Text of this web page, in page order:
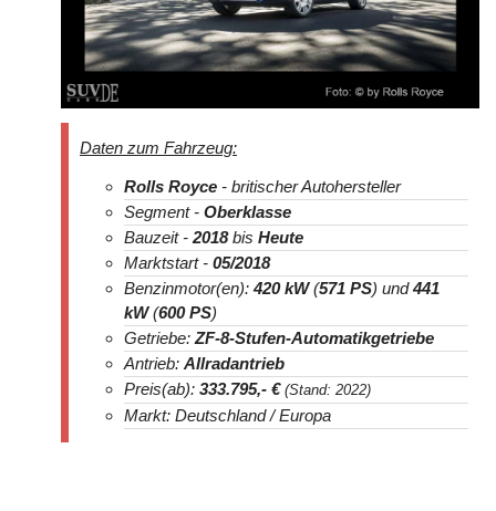
Daten zum Fahrzeug:
Rolls Royce - britischer Autohersteller
Segment - Oberklasse
Bauzeit - 2018bis Heute
Marktstart - 05/2018
Benzinmotor(en):420 kW(571 PS) und441
kW(600 PS)
Getriebe: ZF-8-Stufen-Automatikgetriebe
Antrieb: Allradantrieb
Preis(ab): 333.795,- € (Stand: 2022)
Markt: Deutschland / Europa